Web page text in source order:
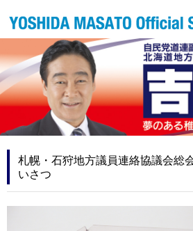
札幌・石狩地方議員連絡協議会総
いさつ